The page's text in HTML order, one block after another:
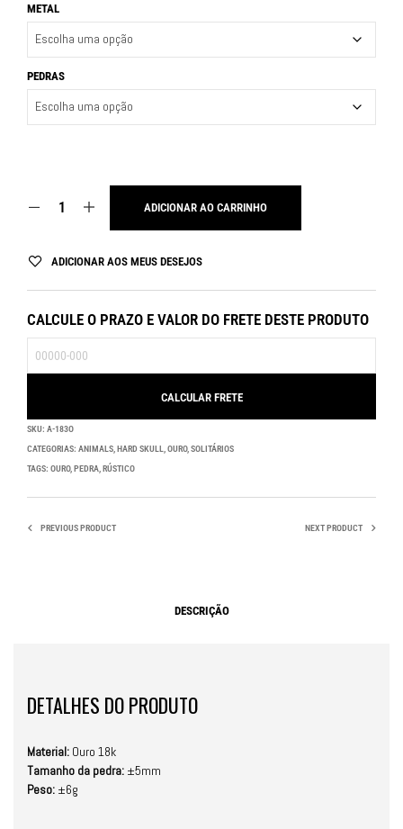
METAL
PEDRAS
ADICIONAR AO CARRINHO
ADICIONAR AOS MEUS DESEJOS
CALCULE O PRAZO E VALOR DO FRETE DESTE PRODUTO
SKU: A-183O
CATEGORIAS: ANIMALS HARD SKULL OURO, SOLITÁRIOS
TAGS: OURO, PEDRA RÚSTICO
PREVIOUS PRODUCT NEXT PRODUCT
DESCRIÇÃO
DETALHES DO PRODUTO
Material: Ouro 18k
Tamanho da pedra: ±5mm
Peso: ±6g